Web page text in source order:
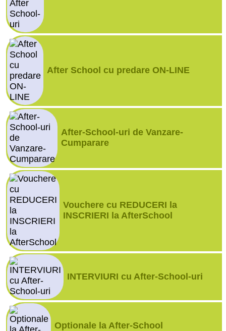
After School cu predare ON-LINE
After-School-uri de Vanzare-
Cumparare
Vouchere cu REDUCERI la
INSCRIERI la AfterSchool
INTERVIURI cu After-School-uri
Optionale la After-School